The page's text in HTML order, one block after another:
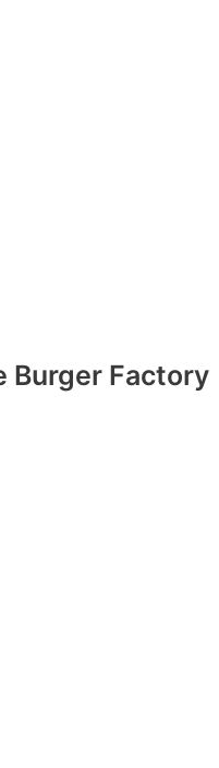
Burger Factory